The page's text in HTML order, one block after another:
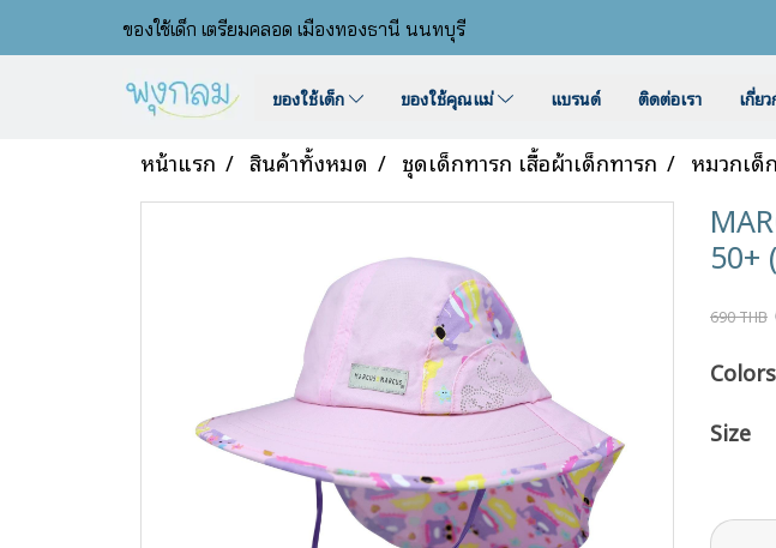
ของใช้เด็ก เตรียมคลอด เมืองทองธานี นนทบุรี
ของใช้เด็ก ของใช้คุณแม่ แบรนด์ ติดต่อเรา เกี่ย
หน้าแรก สินค้าทั้งหมด ชุดเด็กทารก เสื้อผ้าเด็กทารก หมวกเด็ก
50+
690 THB
Colors
Size